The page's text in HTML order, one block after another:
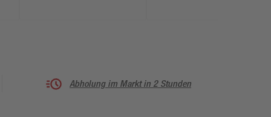
Abholung im Markt in 2 Stunden